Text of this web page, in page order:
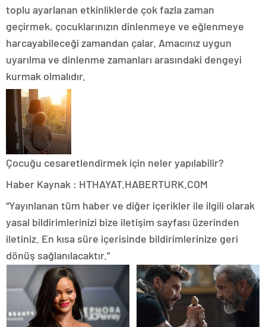
toplu ayarlanan etkinliklerde çok fazla zaman
geçirmek, çocuklarınızın dinlenmeye ve eğlenmeye
harcayabileceği zamandan çalar. Amacınız uygun
uyarılma ve dinlenme zamanları arasındaki dengeyi
kurmak olmalıdır.
Çocuğu cesaretlendirmek için neler yapılabilir?
Haber Kaynak : HTHAYAT.HABERTURK.COM
“Yayınlanan tüm haber ve diğer içerikler ile ilgili olarak
yasal bildirimlerinizi bize iletişim sayfası üzerinden
iletiniz. En kısa süre içerisinde bildirimlerinize geri
dönüş sağlanılacaktır.”